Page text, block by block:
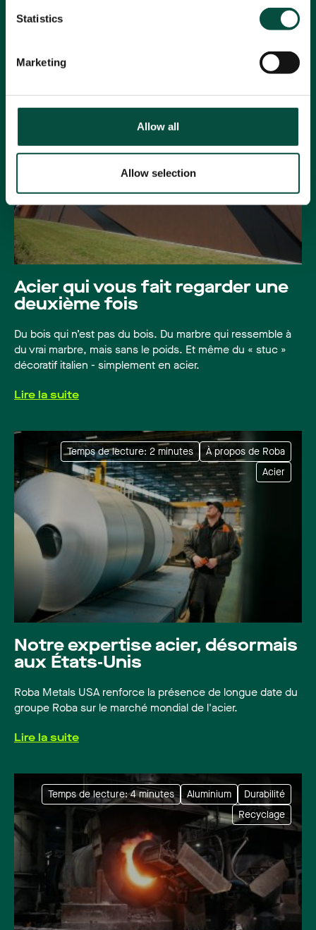
Statistics
Marketing
Allow all
Allow selection
Temps de lecture: 3 minutes Acier
Acier qui vous fait regarder une
deuxième fois
Du bois qui n’est pas du bois. Du marbre qui ressemble à
du vrai marbre, mais sans le poids. Et même du « stuc »
décoratif italien - simplement en acier.
Lire la suite
Temps de lecture: 2 minutes
À propos de Roba
Acier
Notre expertise acier, désormais
aux États‑Unis
Roba Metals USA renforce la présence de longue date du
groupe Roba sur le marché mondial de l'acier.
Lire la suite
Temps de lecture: 4 minutes Aluminium
Durabilité
Recyclage